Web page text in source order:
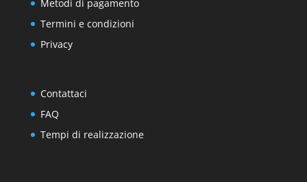
Metodi di pagamento
Termini e condizioni
Privacy
Contattaci
FAQ
Tempi di realizzazione